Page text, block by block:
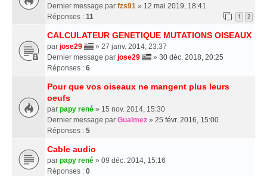
Dernier message par fzs91 » 12 mai 2019, 18:41
Réponses : 11 1 2
CALCULATEUR GENETIQUE MUTATIONS OISEAUX
par jose29
» 27 janv. 2014, 23:37
Dernier message par jose29 » 30 déc. 2018, 20:25
Réponses : 6
Pour que vos oiseaux ne mangent plus leurs
oeufs
par papy rené » 15 nov. 2014, 15:30
Dernier message par Gualmez » 25 févr. 2016, 15:00
Réponses : 5
Cable audio
par papy rené » 09 déc. 2014, 15:16
Réponses : 0